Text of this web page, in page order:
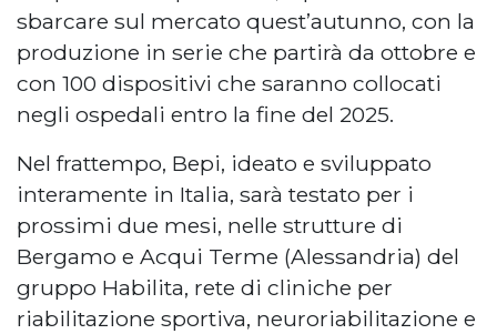
sbarcare sul mercato quest’autunno, con la
produzione in serie che partirà da ottobre e
con 100 dispositivi che saranno collocati
negli ospedali entro la fine del 2025.
Nel frattempo, Bepi, ideato e sviluppato
interamente in Italia, sarà testato per i
prossimi due mesi, nelle strutture di
Bergamo e Acqui Terme (Alessandria) del
gruppo Habilita, rete di cliniche per
riabilitazione sportiva, neuroriabilitazione e